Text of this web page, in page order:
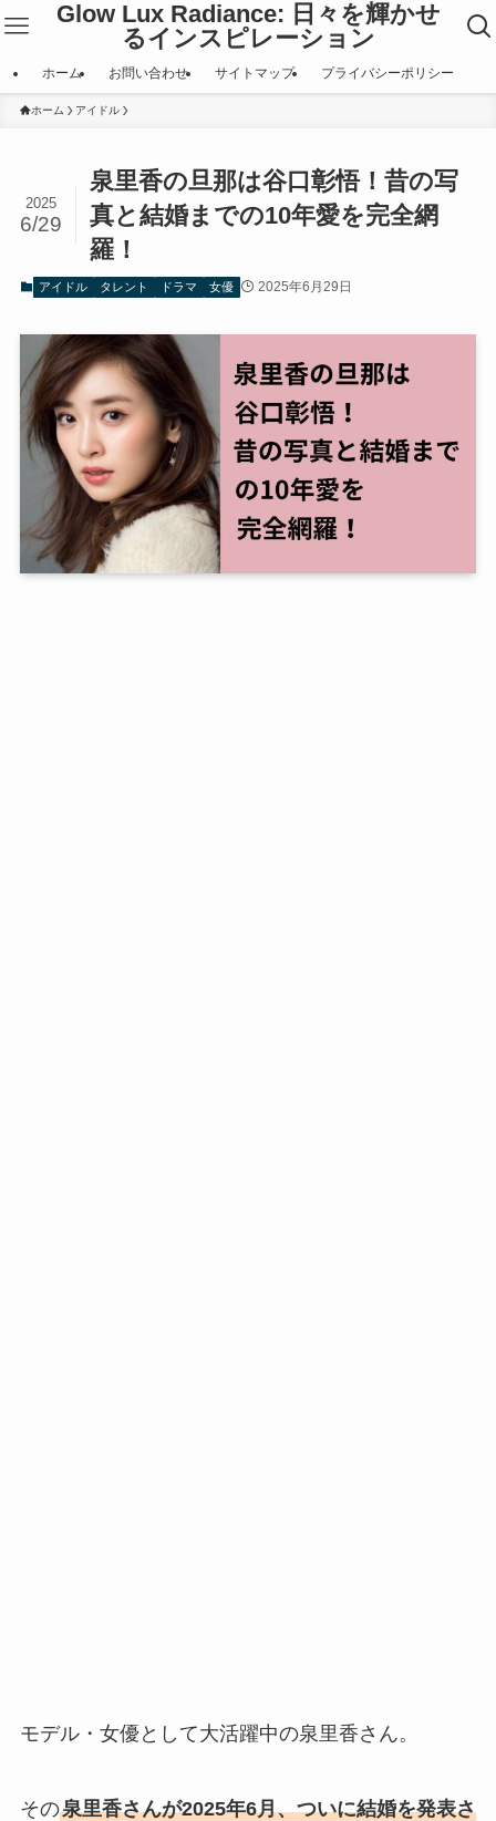
Glow Lux Radiance: 日々を輝かせ
るインスピレーション
ホーム お問い合わせ サイトマップ プライバシーポリシー
ホーム アイドル
泉里香の旦那は谷口彰悟！昔の写
真と結婚までの10年愛を完全網
羅！
2025
6/29
アイドル タレント ドラマ 女優 2025年6月29日
モデル・女優として大活躍中の泉里香さん。
その泉里香さんが2025年6月、ついに結婚を発表さ